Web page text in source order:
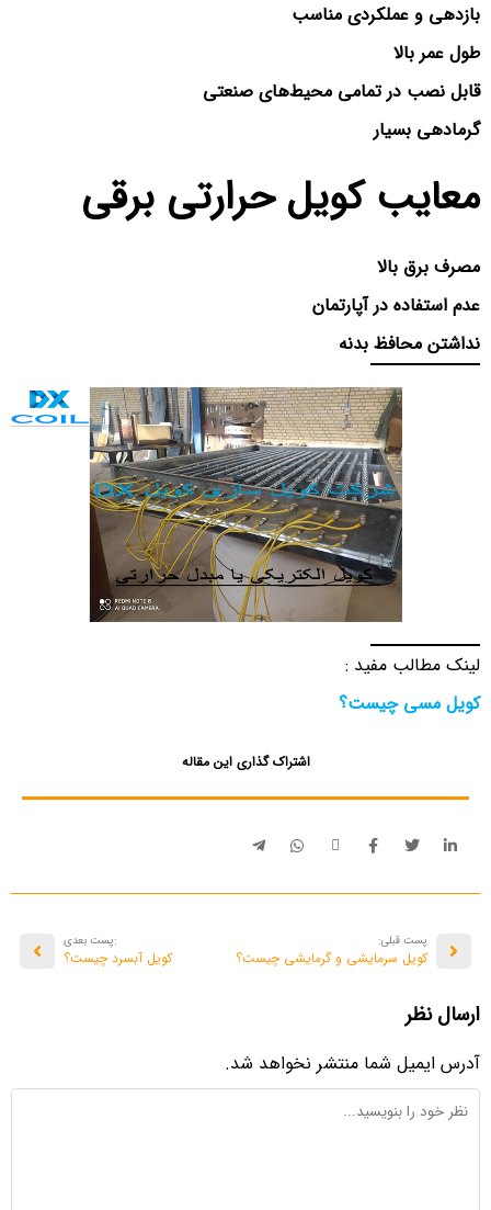
بازدهی و عملکردی مناسب
طول عمر بالا
قابل نصب در تمامی محیط‌های صنعتی
گرمادهی بسیار
معایب کویل حرارتی برقی
مصرف برق بالا
عدم استفاده در آپارتمان
نداشتن محافظ بدنه
لینک مطالب مفید :
کویل مسی چیست؟
اشتراک گذاری این مقاله
پست قبلی:
کویل سرمایشی و گرمایشی چیست؟
:پست بعدی
کویل آبسرد چیست؟
ارسال نظر
آدرس ایمیل شما منتشر نخواهد شد.